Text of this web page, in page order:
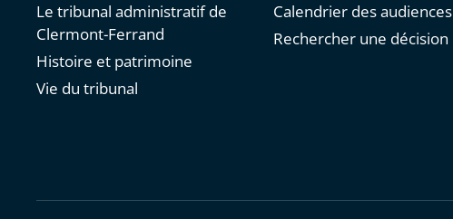
Le tribunal administratif de
Clermont-Ferrand
Histoire et patrimoine
Vie du tribunal
Calendrier des audiences
Rechercher une décision